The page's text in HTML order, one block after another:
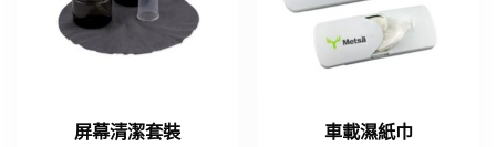
屏幕清潔套裝 車載濕紙巾